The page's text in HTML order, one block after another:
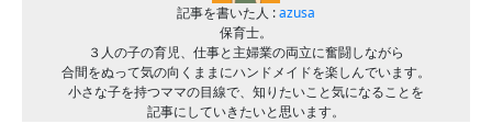
記事を書いた人 :azusa
保育士。
３人の子の育児、仕事と主婦業の両立に奮闘しながら
合間をぬって気の向くままにハンドメイドを楽しんでいます。
小さな子を持つママの目線で、知りたいこと気になることを
記事にしていきたいと思います。